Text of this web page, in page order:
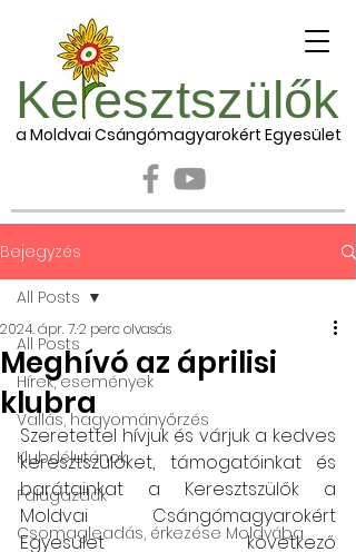
Ke esztszülők
a Moldvai Csángómagyarokért Egyesület
Bejegyzés
All Posts
Hírek, események
Vallás, hagyományőrzés
Klubdélutánok
Falugazdák
Csomagleadás, érkezése Moldvába
All Posts
Meghívó az áprilisi
klubra
2024. ápr. 7.2 perc olvasás
Szeretettel hívjuk és várjuk a kedves
keresztszülőket, támogatóinkat és
barátainkat a Keresztszülők a
Moldvai Csángómagyarokért
Egyesület következő